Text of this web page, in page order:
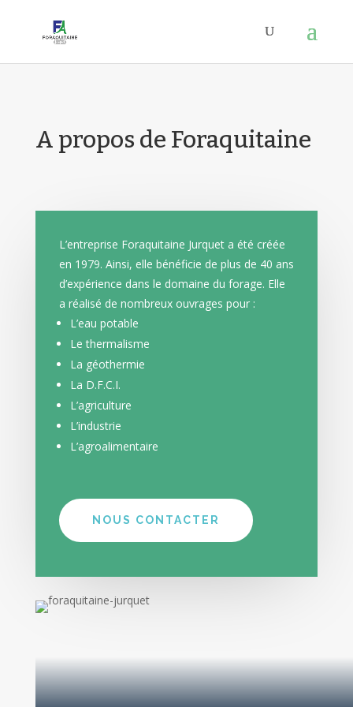
A propos de Foraquitaine
L’entreprise Foraquitaine Jurquet a été créée
en 1979. Ainsi, elle bénéficie de plus de 40 ans
d’expérience dans le domaine du forage. Elle
a réalisé de nombreux ouvrages pour :
L’eau potable
Le thermalisme
La géothermie
La D.F.C.I.
L’agriculture
L’industrie
L’agroalimentaire
NOUS CONTACTER